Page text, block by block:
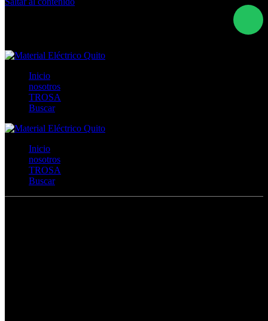
Inicio
nosotros
TROSA
Buscar
Inicio
nosotros
TROSA
Buscar